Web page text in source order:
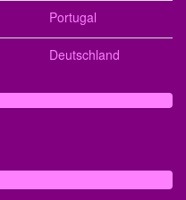
Portugal
Deutschland